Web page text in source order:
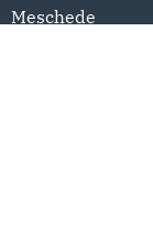
Meschede